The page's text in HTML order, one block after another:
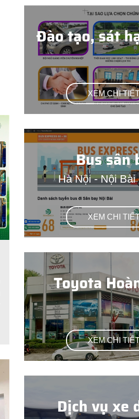
Đào tạo, sát
XEM CHI
Bus sân
Hà Nội - Nội Bài
XEM CHI
Toyota
XEM CHI
Dịch vụ xe